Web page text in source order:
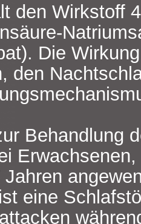
den Wirkstoff
Die
den
Behandlung
eine